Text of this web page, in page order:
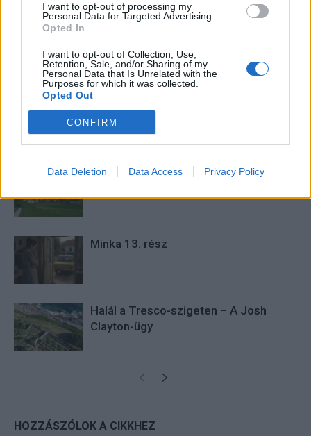
I want to opt-out of processing my
Personal Data for Targeted Advertising.
Opted In
I want to opt-out of Collection, Use,
Retention, Sale, and/or Sharing of my
Personal Data that Is Unrelated with the
Purposes for which it was collected.
Opted Out
CONFIRM
Data Deletion Data Access Privacy Policy
Oktatás és nevelés területén dolgozom, de minden
szabadidőmben írok. Szeretek belesni a hétköznapok függönye
mögött. Néha meséket is írok, de gyakrabban novellákat,
cikkeket és apró vicces történeteket.
Minka 14. rész
Minka 13. rész
Halál a Tresco-szigeten – A Josh
Clayton-ügy
HOZZÁSZÓLOK A CIKKHEZ